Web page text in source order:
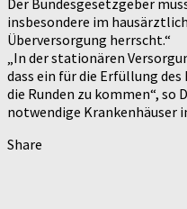
Der Bundesgesetzgeber
insbesondere im
Überversorgung herrscht.“
„In der stationären
dass ein für die Erfüllung
die Runden zu kommen“, so
notwendige Krankenhäuser
Share